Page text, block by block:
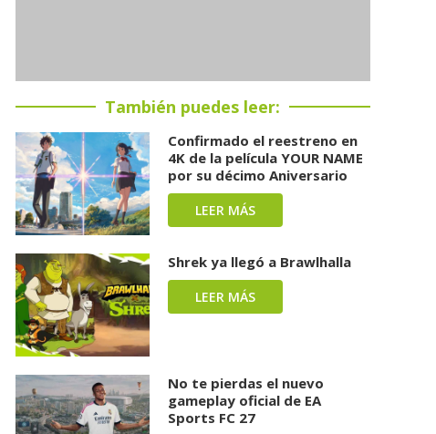
También puedes leer:
Confirmado el reestreno en
4K de la película YOUR NAME
por su décimo Aniversario
LEER MÁS
Shrek ya llegó a Brawlhalla
LEER MÁS
No te pierdas el nuevo
gameplay oficial de EA
Sports FC 27